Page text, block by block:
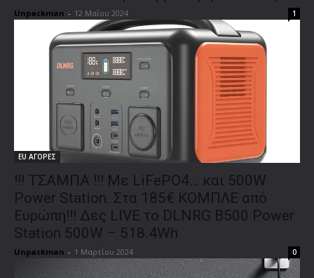
Unpackman - 12 Μαΐου 2024 1
EU ΑΓΟΡΕΣ
!!! ΤΣΑΜΠΑ !!! Με LiFePO4… και 500W
Power Station. Στα 185€ ΚΟΜΠΛΕ από
Ευρώπη!!! Δες LIVE το DLNRG B500 Power
Station 500W – 518.4Wh
Unpackman - 1 Μαρτίου 2024 0